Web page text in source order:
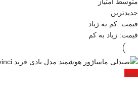
جدیدترین
قیمت: کم به زیاد
قیمت: زیاد به کم
جدید